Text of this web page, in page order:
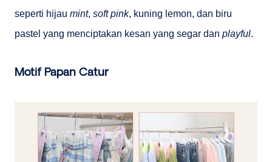
seperti hijau mint, soft pink, kuning lemon, dan biru
pastel yang menciptakan kesan yang segar dan playful.
Motif Papan Catur